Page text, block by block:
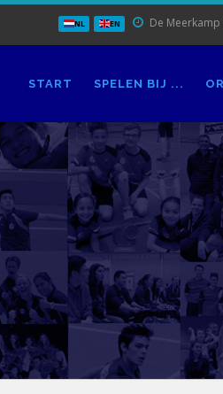
NL EN De
START SPELEN BIJ ...